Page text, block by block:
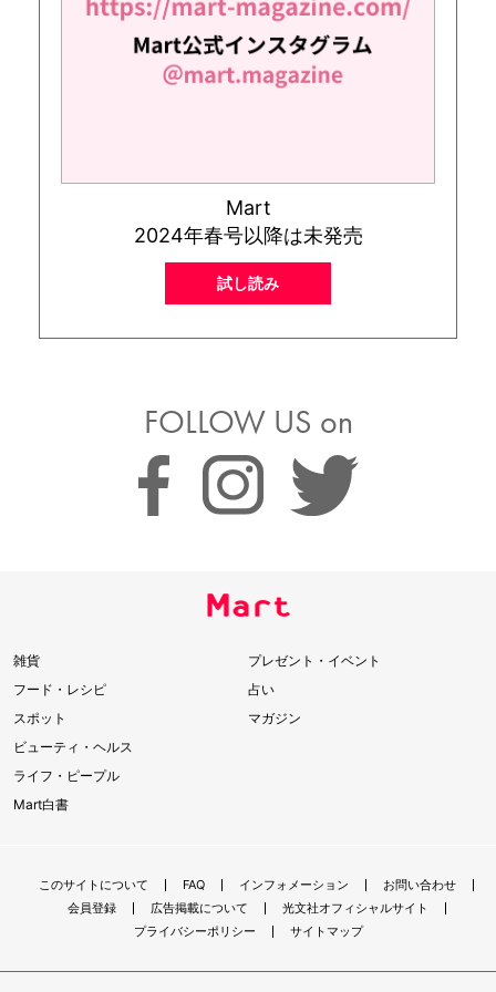
Mart
2024年春号以降は未発売
試し読み
FOLLOW US on
雑貨
フード・レシピ
スポット
ビューティ・ヘルス
ライフ・ピープル
Mart白書
プレゼント・イベント
占い
マガジン
このサイトについて FAQ インフォメーション
お問い合わせ
会員登録
広告掲載について
光文社オフィシャルサイト
プライバシーポリシー
サイトマップ